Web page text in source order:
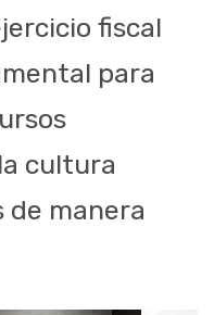
fiscal
para
cultura
de manera